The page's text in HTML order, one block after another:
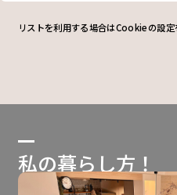
リストを利用する場合はCookieの設
私の暮らし方！